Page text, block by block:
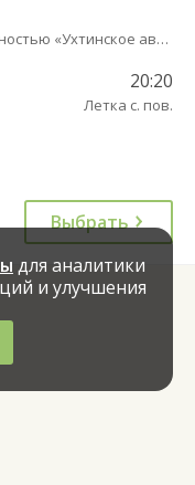
Общество с ограниченной ответственностью «Ухтинское автотранспортное предприятие»
20:20
Летка с. пов.
Выбрать
для аналитики
и улучшения